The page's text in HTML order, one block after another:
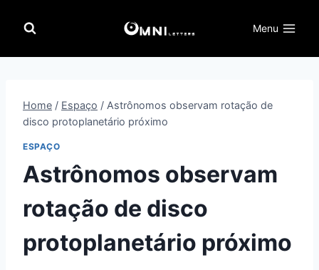
para
Menu
Home / Espaço / Astrônomos observam rotação de
disco protoplanetário próximo
ESPAÇO
Astrônomos observam
rotação de disco
protoplanetário próximo